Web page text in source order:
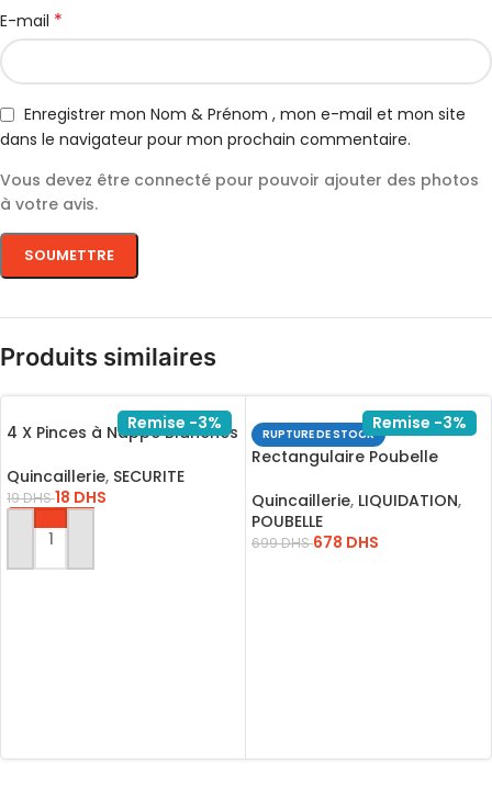
E-mail *
Enregistrer mon Nom & Prénom , mon e-mail et mon site
dans le navigateur pour mon prochain commentaire.
Vous devez être connecté pour pouvoir ajouter des photos
à votre avis.
Produits similaires
Remise -3%
4 X Pinces à Nappe Blanches
Clip
Quincaillerie, SECURITE
19DHS18 DHS
AJOUTER AU PANIER
Remise -3%
RUPTURE DE STOCK
Rectangulaire Poubelle
Déchets Recyclables
Quincaillerie, LIQUIDATION,
POUBELLE
699DHS 678 DHS